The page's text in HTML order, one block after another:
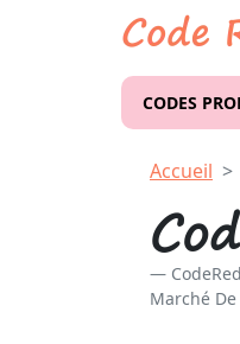
CODES
Accueil
Marché